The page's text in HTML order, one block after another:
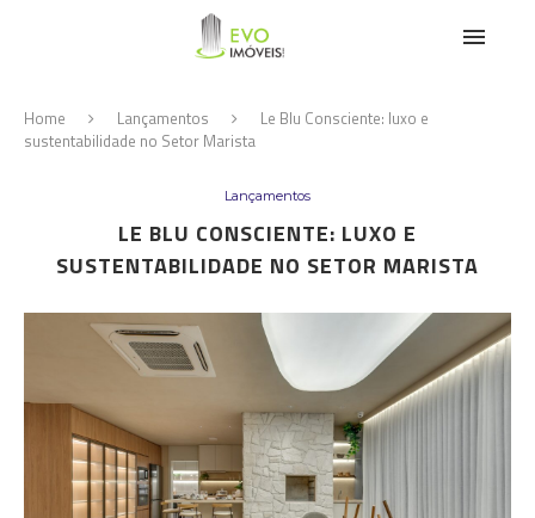
Home Lançamentos
Le Blu Consciente: luxo e
sustentabilidade no Setor Marista
Lançamentos
LE BLU CONSCIENTE: LUXO E
SUSTENTABILIDADE NO SETOR MARISTA